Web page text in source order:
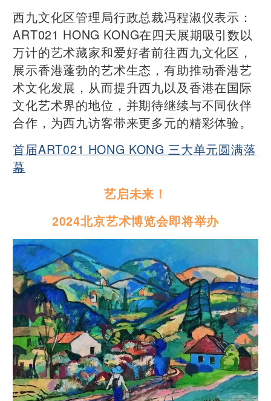
西九文化区管理局行政总裁冯程淑仪表示：
ART021 HONG KONG在四天展期吸引数以
万计的艺术藏家和爱好者前往西九文化区，
展示香港蓬勃的艺术生态，有助推动香港艺
术文化发展，从而提升西九以及香港在国际
文化艺术界的地位，并期待继续与不同伙伴
合作，为西九访客带来更多元的精彩体验。
首届ART021 HONG KONG 三大单元圆满落
幕
艺启未来！
2024北京艺术博览会即将举办